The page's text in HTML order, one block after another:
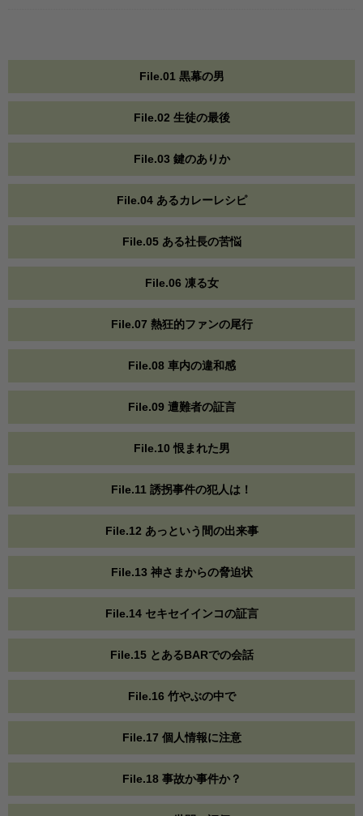
File.01 黒幕の男
File.02 生徒の最後
File.03 鍵のありか
File.04 あるカレーレシピ
File.05 ある社長の苦悩
File.06 凍る女
File.07 熱狂的ファンの尾行
File.08 車内の違和感
File.09 遭難者の証言
File.10 恨まれた男
File.11 誘拐事件の犯人は！
File.12 あっという間の出来事
File.13 神さまからの脅迫状
File.14 セキセイインコの証言
File.15 とあるBARでの会話
File.16 竹やぶの中で
File.17 個人情報に注意
File.18 事故か事件か？